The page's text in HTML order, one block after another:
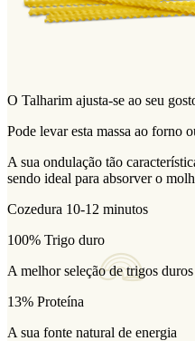
O Talharim ajusta-se ao seu
Pode levar esta massa ao forno
A sua ondulação tão
sendo ideal para absorver o
Cozedura 10-12 minutos
100% Trigo duro
A melhor seleção de trigos duros
13% Proteína
A sua fonte natural de energia